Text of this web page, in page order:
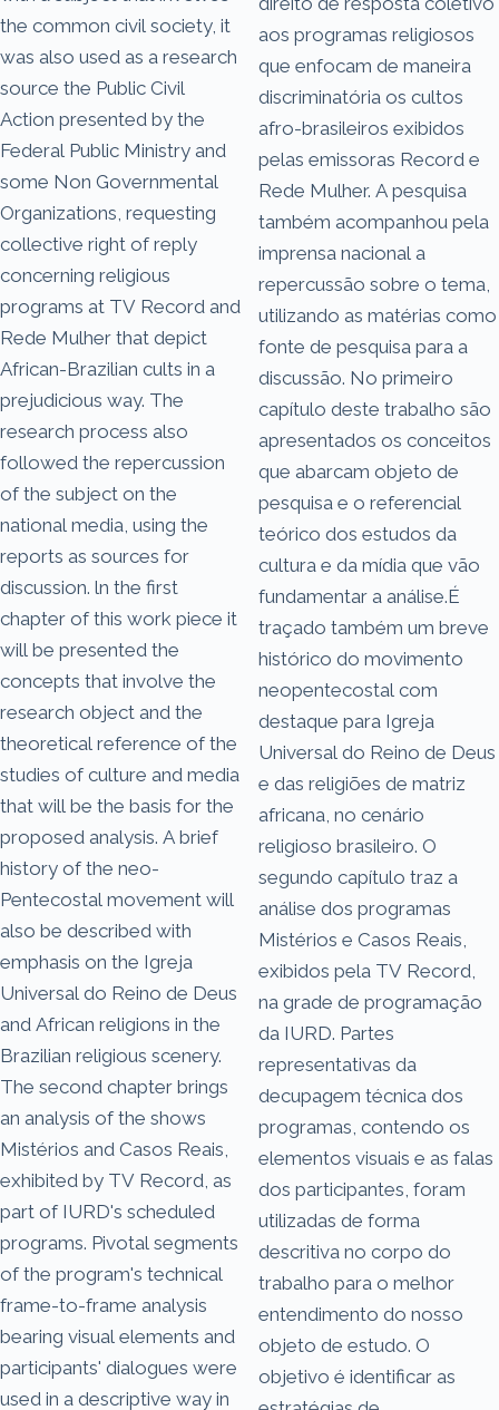
the common civil society, it
was also used as a research
source the Public Civil
Action presented by the
Federal Public Ministry and
some Non­ Governmental
Organizations, requesting
collective right of reply
concerning religious
programs at TV Record and
Rede Mulher that depict
African-Brazilian cults in a
prejudicious way. The
research process also
followed the repercussion
of the subject on the
national media, using the
reports as sources for
discussion. ln the first
chapter of this work piece it
will be presented the
concepts that involve the
research object and the
theoretical reference of the
studies of culture and media
that will be the basis for the
proposed analysis. A brief
history of the neo-
Pentecostal movement will
also be described with
emphasis on the Igreja
Universal do Reino de Deus
and African religions in the
Brazilian religious scenery.
The second chapter brings
an analysis of the shows
Mistérios and Casos Reais,
exhibited by TV Record, as
part of IURD's scheduled
programs. Pivotal segments
of the program's technical
frame-to-frame analysis
bearing visual elements and
participants' dialogues were
used in a descriptive way in
aos programas religiosos
que enfocam de maneira
discriminatória os cultos
afro-brasileiros exibidos
pelas emissoras Record e
Rede Mulher. A pesquisa
também acompanhou pela
imprensa nacional a
repercussão sobre o tema,
utilizando as matérias como
fonte de pesquisa para a
discussão. No primeiro
capítulo deste trabalho são
apresentados os conceitos
que abarcam objeto de
pesquisa e o referencial
teórico dos estudos da
cultura e da mídia que vão
fundamentar a análise.É
traçado também um breve
histórico do movimento
neopentecostal com
destaque para Igreja
Universal do Reino de Deus
e das religiões de matriz
africana, no cenário
religioso brasileiro. O
segundo capítulo traz a
análise dos programas
Mistérios e Casos Reais,
exibidos pela TV Record,
na grade de programação
da IURD. Partes
representativas da
decupagem técnica dos
programas, contendo os
elementos visuais e as falas
dos participantes, foram
utilizadas de forma
descritiva no corpo do
trabalho para o melhor
entendimento do nosso
objeto de estudo. O
objetivo é identificar as